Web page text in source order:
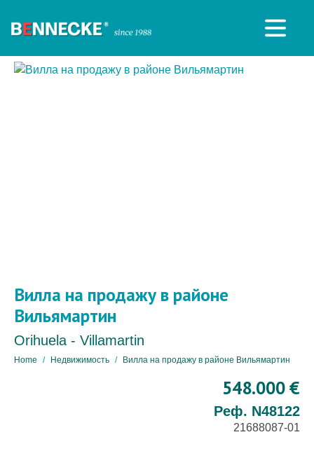
Вилла на продажу в районе
Вильямартин
Orihuela - Villamartin
Home Недвижимость Вилла на продажу в районе Вильямартин
548.000 €
Реф. N48122
21688087-01